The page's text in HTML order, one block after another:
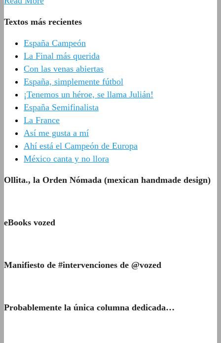
Textos más recientes
España Campeón
La Final más querida
Con las venas abiertas
España, simplemente fútbol
¡Tenemos un héroe, se llama Julián!
España Semifinalista
La France
Así me gusta a mí
Ahí está el Campeón de Europa
México canta y no llora
Ollita., la Orden Nómada (mexican handmade design)
eBooks vozed
Manifiesto de #intervenciones de @vozed
Probablemente la única columna dedicada…